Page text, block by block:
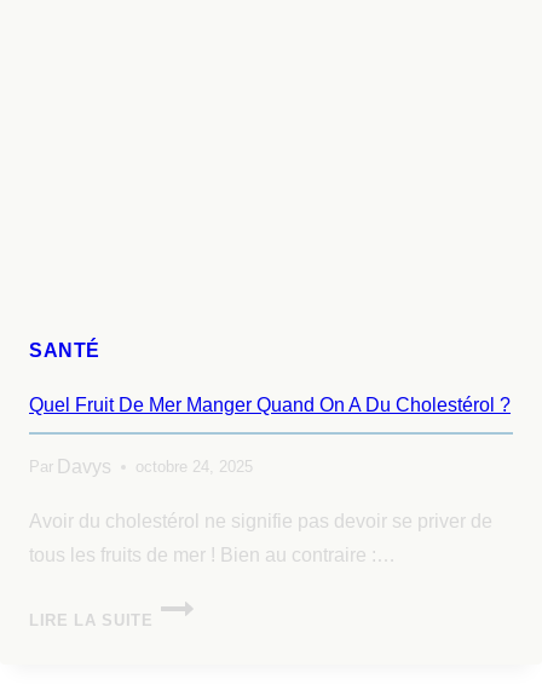
SANTÉ
Quel Fruit De Mer Manger Quand On A Du Cholestérol ?
Par Davys octobre 24, 2025
Avoir du cholestérol ne signifie pas devoir se priver de
tous les fruits de mer ! Bien au contraire :…
LIRE LA SUITE